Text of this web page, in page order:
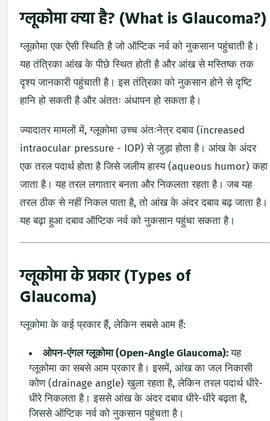
ग्लूकोमा क्या है? (What is Glaucoma?)
ग्लूकोमा एक ऐसी स्थिति है जो ऑप्टिक नर्व को नुकसान पहुंचाती है।
यह तंत्रिका आंख के पीछे स्थित होती है और आंख से मस्तिष्क तक
दृश्य जानकारी पहुंचाती है। इस तंत्रिका को नुकसान होने से दृष्टि
हानि हो सकती है और अंततः अंधापन हो सकता है।
ज्यादातर मामलों में, ग्लूकोमा उच्च अंतःनेत्र दबाव (increased
intraocular pressure - IOP) से जुड़ा होता है। आंख के अंदर
एक तरल पदार्थ होता है जिसे जलीय हास्य (aqueous humor) कहा
जाता है। यह तरल लगातार बनता और निकलता रहता है। जब यह
तरल ठीक से नहीं निकल पाता है, तो आंख के अंदर दबाव बढ़ जाता है।
यह बढ़ा हुआ दबाव ऑप्टिक नर्व को नुकसान पहुंचा सकता है।
ग्लूकोमा के प्रकार (Types of
Glaucoma)
ग्लूकोमा के कई प्रकार हैं, लेकिन सबसे आम हैं:
ओपन-एंगल ग्लूकोमा (Open-Angle Glaucoma):यह
ग्लूकोमा का सबसे आम प्रकार है। इसमें, आंख का जल निकासी
कोण (drainage angle) खुला रहता है, लेकिन तरल पदार्थ धीरे-
धीरे निकलता है। इससे आंख के अंदर दबाव धीरे-धीरे बढ़ता है,
जिससे ऑप्टिक नर्व को नुकसान पहुंचता है।